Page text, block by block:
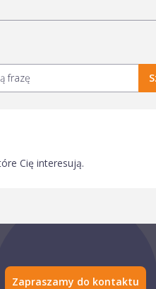
Cię interesują.
Zapraszamy do kontaktu